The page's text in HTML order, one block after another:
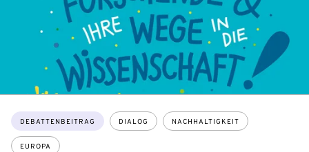
Themen:
DEBATTENBEITRAG DIALOG NACHHALTIGKEIT
EUROPA